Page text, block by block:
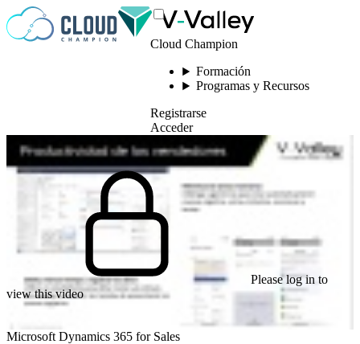
Saltar al contenido
Cloud Champion
Formación
Programas y Recursos
Registrarse
Acceder
Please log in to
view this video
Microsoft Dynamics 365 for Sales